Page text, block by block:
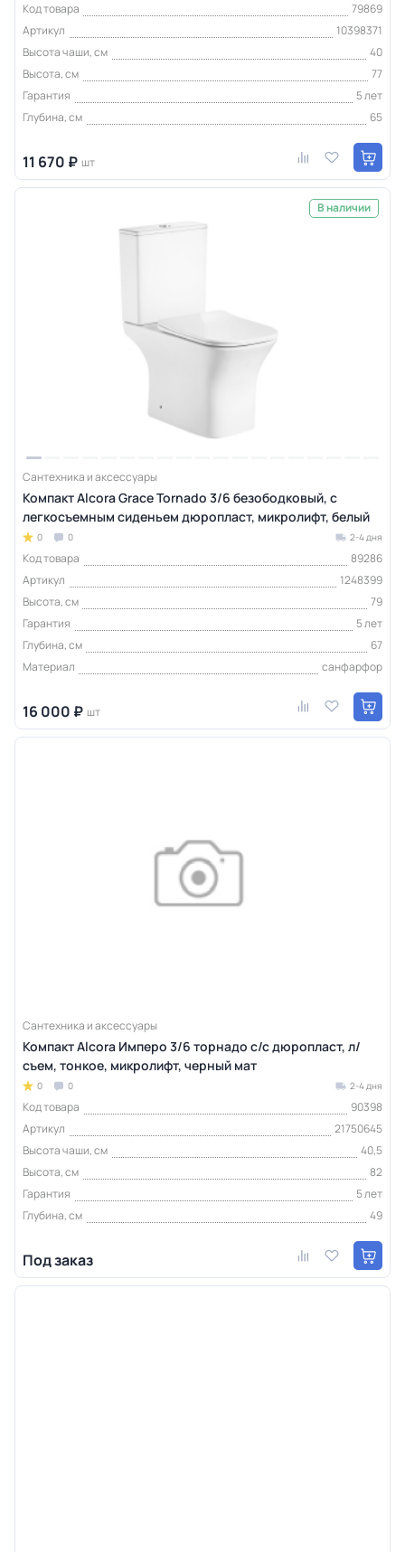
Код товара
79869
Артикул
10398371
Высота чаши, см
40
Высота, см
77
Гарантия
5 лет
Глубина, см
65
11 670 ₽ шт
В наличии
Сантехника и аксессуары
Компакт Alcora Grace Tornado 3/6 безободковый, с
легкосъемным сиденьем дюропласт, микролифт, белый
0 0 2-4 дня
Код товара
89286
Артикул
1248399
Высота, см
79
Гарантия
5 лет
Глубина, см
67
Материал
санфарфор
16 000 ₽ шт
Сантехника и аксессуары
Компакт Alcora Имперо 3/6 торнадо с/с дюропласт, л/
съем, тонкое, микролифт, черный мат
0 0 2-4 дня
Код товара
90398
Артикул
21750645
Высота чаши, см
40,5
Высота, см
82
Гарантия
5 лет
Глубина, см
49
Под заказ